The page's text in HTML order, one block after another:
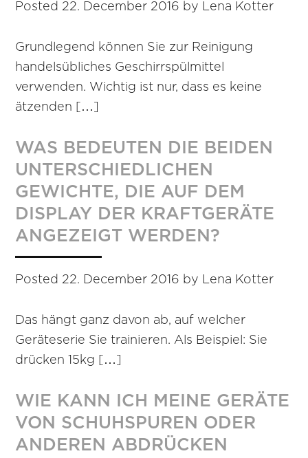
Posted22. December 2016 by Lena Kotter
Grundlegend können Sie zur Reinigung
handelsübliches Geschirrspülmittel
verwenden. Wichtig ist nur, dass es keine
ätzenden […]
WAS BEDEUTEN DIE BEIDEN
UNTERSCHIEDLICHEN
GEWICHTE, DIE AUF DEM
DISPLAY DER KRAFTGERÄTE
ANGEZEIGT WERDEN?
Posted22. December 2016 by Lena Kotter
Das hängt ganz davon ab, auf welcher
Geräteserie Sie trainieren. Als Beispiel: Sie
drücken 15kg […]
WIE KANN ICH MEINE GERÄTE
VON SCHUHSPUREN ODER
ANDEREN ABDRÜCKEN